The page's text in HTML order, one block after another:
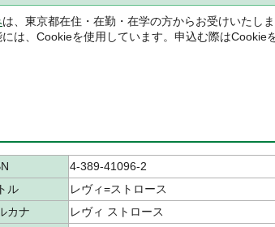
は、東京都在住・在勤・在学の方からお受けいたしま
は、Cookieを使用しています。申込む際はCookie
4-389-41096-2
ル
レヴィ=ストロース
カナ
レヴィ ストロース